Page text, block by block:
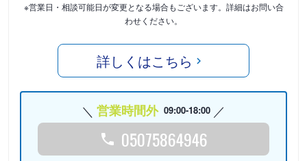
※営業日・相談可能日が変更となる場合もございます。詳細はお問い合
わせください。
詳しくはこちら
営業時間外 09:00-18:00
05075864946